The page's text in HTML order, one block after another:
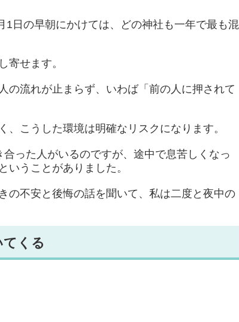
日の早朝にかけては、どの神社も一年で最も混
寄せます。
の流れが止まらず、いわば「前の人に押されて
こうした環境は明確なリスクになります。
った人がいるのですが、途中で息苦しくなっ
いうことがありました。
の不安と後悔の話を聞いて、私は二度と夜中の
くる